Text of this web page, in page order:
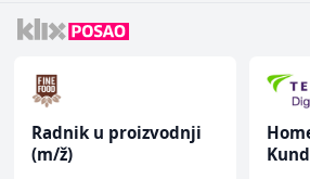
Radnik u proizvodnji
(m/ž)